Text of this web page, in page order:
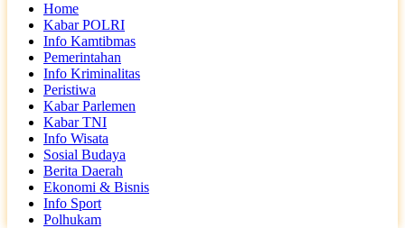
Home
Kabar POLRI
Info Kamtibmas
Pemerintahan
Info Kriminalitas
Peristiwa
Kabar Parlemen
Kabar TNI
Info Wisata
Sosial Budaya
Berita Daerah
Ekonomi & Bisnis
Info Sport
Polhukam